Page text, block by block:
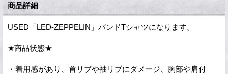
商品詳細
USED「LED-ZEPPELIN」バンドTシャツになります。
★商品状態★
・着用感があり、首リブや袖リブにダメージ、胸部や肩付